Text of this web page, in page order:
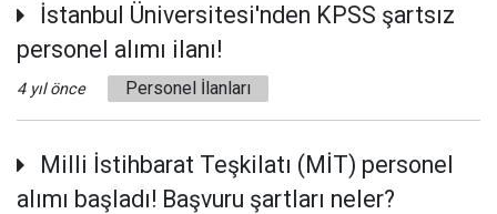
İstanbul Üniversitesi'nden KPSS şartsız
personel alımı ilanı!
4 yıl önce Personel İlanları
Milli İstihbarat Teşkilatı (MİT) personel
alımı başladı! Başvuru şartları neler?